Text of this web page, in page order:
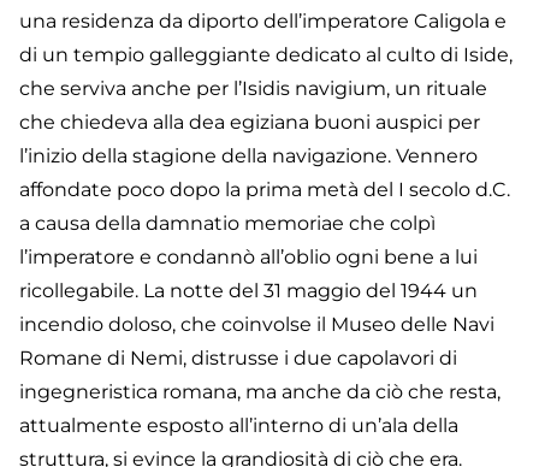
una residenza da diporto dell’imperatore Caligola e
di un tempio galleggiante dedicato al culto di Iside,
che serviva anche per l’Isidis navigium, un rituale
che chiedeva alla dea egiziana buoni auspici per
l’inizio della stagione della navigazione. Vennero
affondate poco dopo la prima metà del I secolo d.C.
a causa della damnatio memoriae che colpì
l’imperatore e condannò all’oblio ogni bene a lui
ricollegabile. La notte del 31 maggio del 1944 un
incendio doloso, che coinvolse il Museo delle Navi
Romane di Nemi, distrusse i due capolavori di
ingegneristica romana, ma anche da ciò che resta,
attualmente esposto all’interno di un’ala della
struttura, si evince la grandiosità di ciò che era.